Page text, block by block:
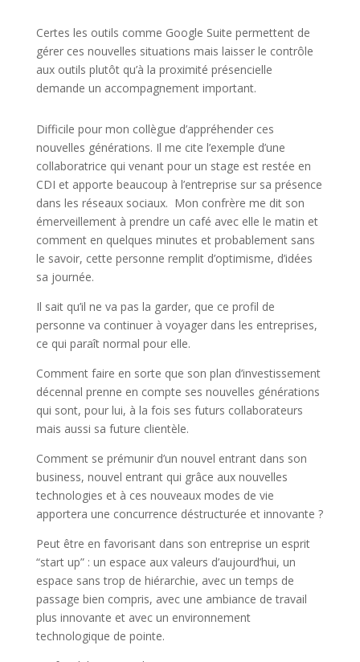
Certes les outils comme Google Suite permettent de
gérer ces nouvelles situations mais laisser le contrôle
aux outils plutôt qu’à la proximité présencielle
demande un accompagnement important.
Difficile pour mon collègue d’appréhender ces
nouvelles générations. Il me cite l’exemple d’une
collaboratrice qui venant pour un stage est restée en
CDI et apporte beaucoup à l’entreprise sur sa présence
dans les réseaux sociaux. Mon confrère me dit son
émerveillement à prendre un café avec elle le matin et
comment en quelques minutes et probablement sans
le savoir, cette personne remplit d’optimisme, d’idées
sa journée.
Il sait qu’il ne va pas la garder, que ce profil de
personne va continuer à voyager dans les entreprises,
ce qui paraît normal pour elle.
Comment faire en sorte que son plan d’investissement
décennal prenne en compte ses nouvelles générations
qui sont, pour lui, à la fois ses futurs collaborateurs
mais aussi sa future clientèle.
Comment se prémunir d’un nouvel entrant dans son
business, nouvel entrant qui grâce aux nouvelles
technologies et à ces nouveaux modes de vie
apportera une concurrence déstructurée et innovante ?
Peut être en favorisant dans son entreprise un esprit
“start up” : un espace aux valeurs d’aujourd’hui, un
espace sans trop de hiérarchie, avec un temps de
passage bien compris, avec une ambiance de travail
plus innovante et avec un environnement
technologique de pointe.